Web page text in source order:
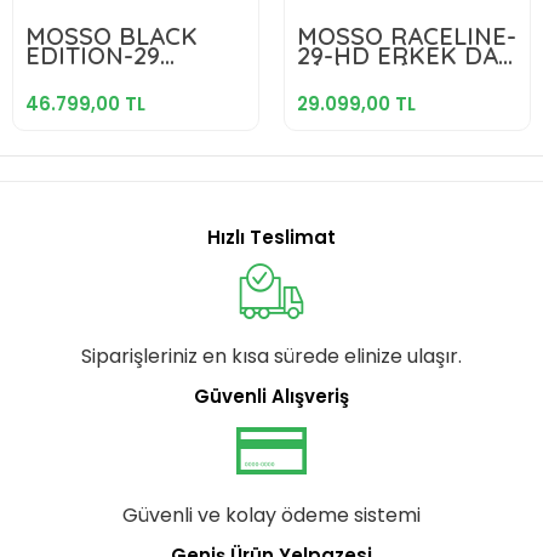
MOSSO BLACK
EDITION-29
DEORE ERKEK
DAĞ BİSİKLETİ
508H HD 29 JANT
SİYAH CHROME
46.799,00 TL
Sepete Ekle
MOSSO RACELINE-
29-HD ERKEK DAĞ
BİSİKLETİ 508H 29
JANT 24 VİTES
MATT NARDO
29.099,00 TL
Sepete Ekle
Hızlı Teslimat
Siparişleriniz en kısa sürede elinize ulaşır.
Güvenli Alışveriş
Güvenli ve kolay ödeme sistemi